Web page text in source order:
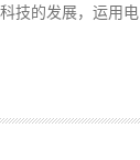
技的发展，运用电